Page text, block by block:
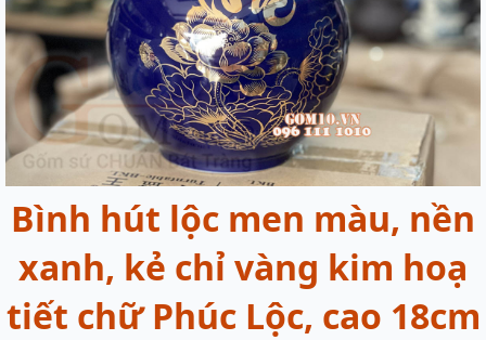
Bình hút lộc men màu, nền
xanh, kẻ chỉ vàng kim hoạ
tiết chữ Phúc Lộc, cao 18cm